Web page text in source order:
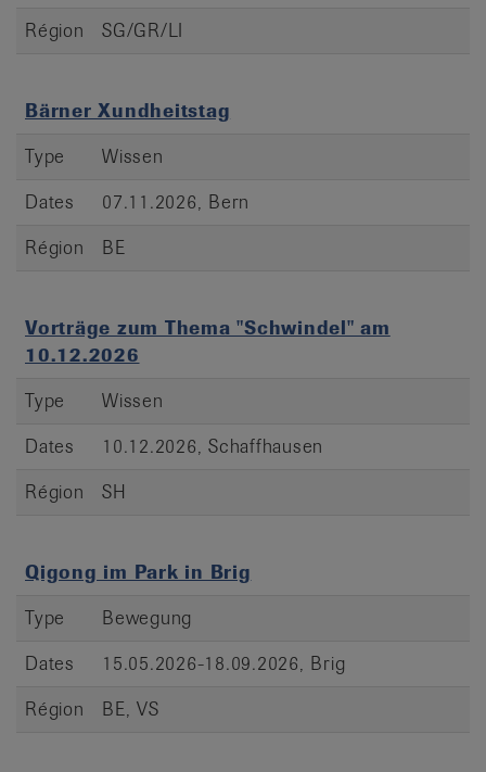
Région
SG/GR/LI
Bärner Xundheitstag
Type
Wissen
Dates
07.11.2026, Bern
Région
BE
Vorträge zum Thema "Schwindel" am
10.12.2026
Type
Wissen
Dates
10.12.2026, Schaffhausen
Région
SH
Qigong im Park in Brig
Type
Bewegung
Dates
15.05.2026-18.09.2026, Brig
Région
BE, VS